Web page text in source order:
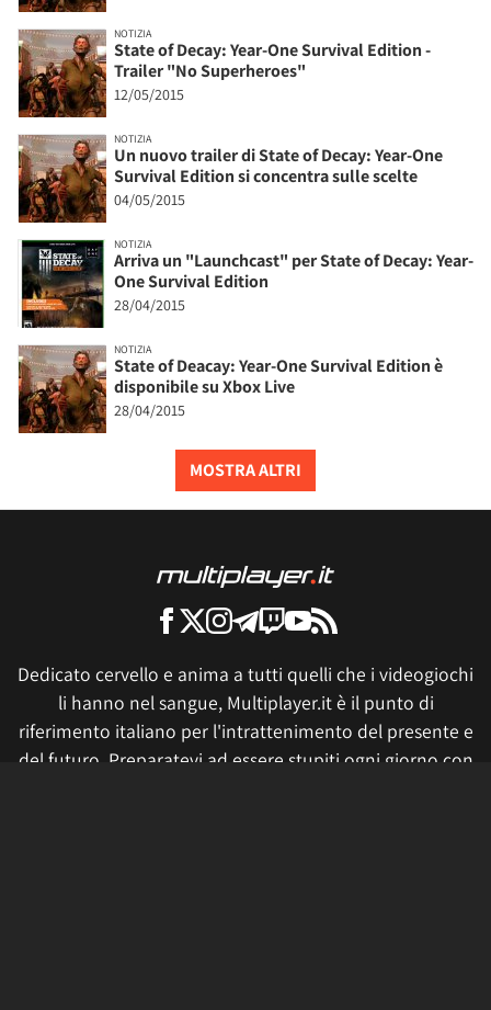
NOTIZIA
State of Decay: Year-One Survival Edition -
Trailer "No Superheroes"
12/05/2015
NOTIZIA
Un nuovo trailer di State of Decay: Year-One
Survival Edition si concentra sulle scelte
04/05/2015
NOTIZIA
Arriva un "Launchcast" per State of Decay: Year-
One Survival Edition
28/04/2015
NOTIZIA
State of Deacay: Year-One Survival Edition è
disponibile su Xbox Live
28/04/2015
MOSTRA ALTRI
Dedicato cervello e anima a tutti quelli che i videogiochi
li hanno nel sangue, Multiplayer.it è il punto di
riferimento italiano per l'intrattenimento del presente e
del futuro. Preparatevi ad essere stupiti ogni giorno con